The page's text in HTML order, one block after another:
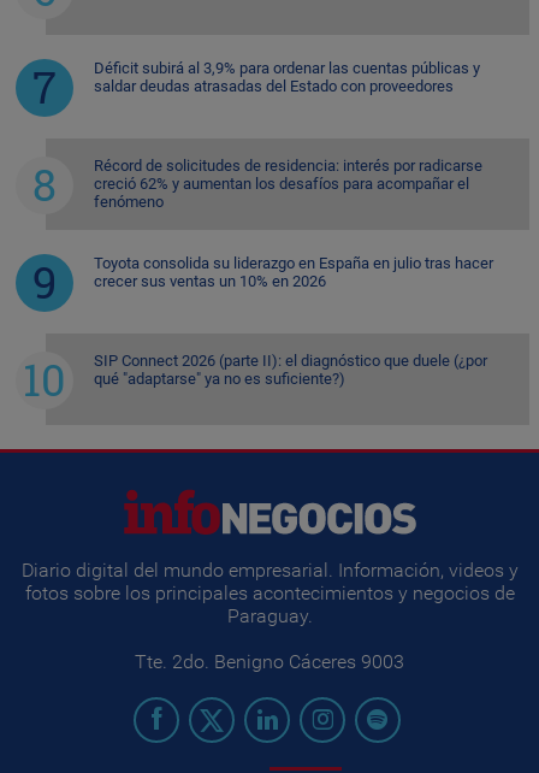
Déficit subirá al 3,9% para ordenar las cuentas públicas y
saldar deudas atrasadas del Estado con proveedores
Récord de solicitudes de residencia: interés por radicarse
creció 62% y aumentan los desafíos para acompañar el
fenómeno
Toyota consolida su liderazgo en España en julio tras hacer
crecer sus ventas un 10% en 2026
SIP Connect 2026 (parte II): el diagnóstico que duele (¿por
qué "adaptarse" ya no es suficiente?)
Diario digital del mundo empresarial. Información, videos y
fotos sobre los principales acontecimientos y negocios de
Paraguay.
Tte. 2do. Benigno Cáceres 9003